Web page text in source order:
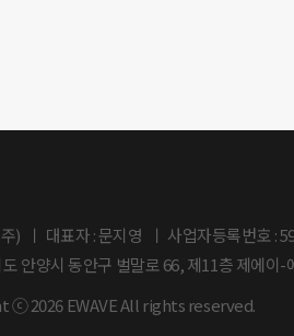
) 대표자 : 문지영
사업자등록번호 :
도 안양시 동안구 벌말로 66, 제11층 제에
ⓒ 2026 EWAVE All rights reserved.